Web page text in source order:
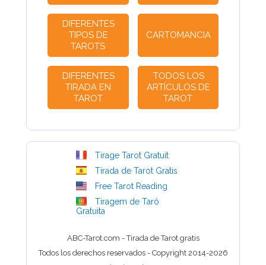
DIFERENTES
TIPOS DE
TAROTS
CARTOMANCIA
DIFERENTES
TIRADA EN
TAROT
TODOS LOS
ARTÍCULOS DE
TAROT
Tirage Tarot Gratuit
Tirada de Tarot Gratis
Free Tarot Reading
Tiragem de Tarô
Gratuita
ABC-Tarot.com - Tirada de Tarot gratis
Todos los derechos reservados - Copyright 2014-2026